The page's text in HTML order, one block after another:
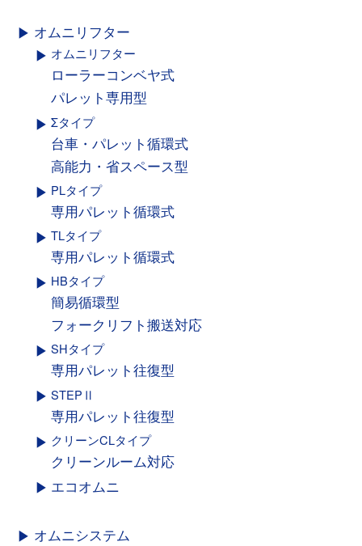
オムニリフター
オムニリフター
ローラーコンベヤ式
パレット専用型
Σタイプ
台車・パレット循環式
高能力・省スペース型
PLタイプ
専用パレット循環式
TLタイプ
専用パレット循環式
HBタイプ
簡易循環型
フォークリフト搬送対応
SHタイプ
専用パレット往復型
STEPⅡ
専用パレット往復型
クリーンCLタイプ
クリーンルーム対応
エコオムニ
オムニシステム